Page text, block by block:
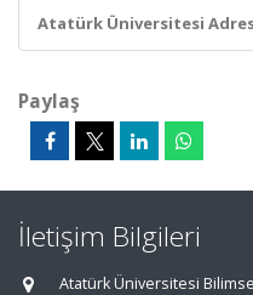
Atatürk Üniversitesi
Paylaş
İletişim Bilgileri
Atatürk Üniversitesi